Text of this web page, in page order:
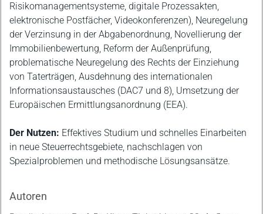
Risikomanagementsysteme, digitale Prozessakten,
elektronische Postfächer, Videokonferenzen), Neuregelung
der Verzinsung in der Abgabenordnung, Novellierung der
Immobilienbewertung, Reform der Außenprüfung,
problematische Neuregelung des Rechts der Einziehung
von Taterträgen, Ausdehnung des internationalen
Informationsaustausches (DAC7 und 8), Umsetzung der
Europäischen Ermittlungsanordnung (EEA).
Der Nutzen: Effektives Studium und schnelles Einarbeiten
in neue Steuerrechtsgebiete, nachschlagen von
Spezialproblemen und methodische Lösungsansätze.
Autoren